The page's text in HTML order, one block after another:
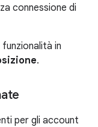
connessione di
in
.
per gli account